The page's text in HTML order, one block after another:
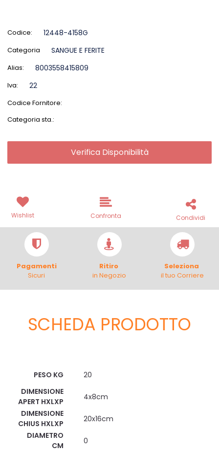
Codice: 12448-4158G
Categoria SANGUE E FERITE
Alias: 8003558415809
Iva: 22
Codice Fornitore:
Categoria sta.:
Verifica Disponibilità
Wishlist Confronta Condividi
Pagamenti
Sicuri
Ritiro
in Negozio
Seleziona
il tuo Corriere
SCHEDA PRODOTTO
PESO KG
20
DIMENSIONE
APERT HXLXP
4x8cm
DIMENSIONE
CHIUS HXLXP
20x16cm
DIAMETRO
CM
0